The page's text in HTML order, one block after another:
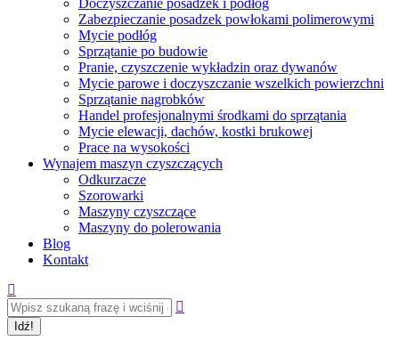
Doczyszczanie posadzek i podłóg
Zabezpieczanie posadzek powłokami polimerowymi
Mycie podłóg
Sprzątanie po budowie
Pranie, czyszczenie wykładzin oraz dywanów
Mycie parowe i doczyszczanie wszelkich powierzchni
Sprzątanie nagrobków
Handel profesjonalnymi środkami do sprzątania
Mycie elewacji, dachów, kostki brukowej
Prace na wysokości
Wynajem maszyn czyszczących
Odkurzacze
Szorowarki
Maszyny czyszczące
Maszyny do polerowania
Blog
Kontakt
Szukaj: